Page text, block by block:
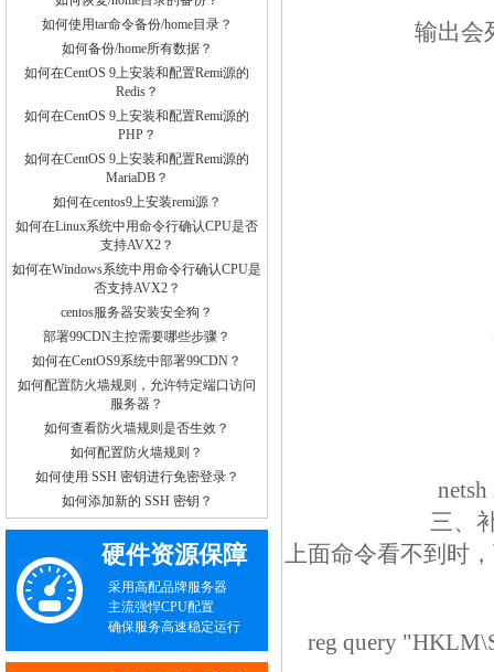
如何使用tar命令备份/home目录？
如何备份/home所有数据？
如何在CentOS 9上安装和配置Remi源的
Redis？
如何在CentOS 9上安装和配置Remi源的
PHP？
如何在CentOS 9上安装和配置Remi源的
MariaDB？
如何在centos9上安装remi源？
如何在Linux系统中用命令行确认CPU是否
支持AVX2？
如何在Windows系统中用命令行确认CPU是
否支持AVX2？
centos服务器安装安全狗？
部署99CDN主控需要哪些步骤？
如何在CentOS9系统中部署99CDN？
如何配置防火墙规则，允许特定端口访问
服务器？
如何查看防火墙规则是否生效？
如何配置防火墙规则？
如何使用 SSH 密钥进行免密登录？
如何添加新的 SSH 密钥？
硬件资源保障
采用高配品牌服务器
主流强悍CPU配置
确保服务高速稳定运行
输出会
三、
上面命令看不到时
reg query